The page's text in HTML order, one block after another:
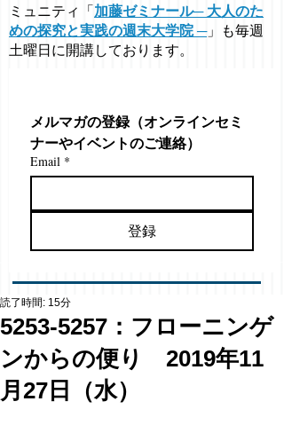
ミュニティ「 加藤ゼミナール─ 大人のた
めの探究と実践の週末大学院 ─」も毎週
土曜日に開講しております。
メルマガの登録（オンラインセミ
ナーやイベントのご連絡）
Email *
登録
5253-5257：フローニンゲ
ンからの便り 2019年11
月27日（水）
読了時間: 15分